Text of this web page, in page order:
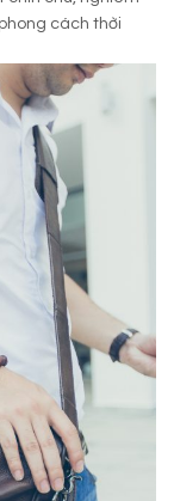
cách thời